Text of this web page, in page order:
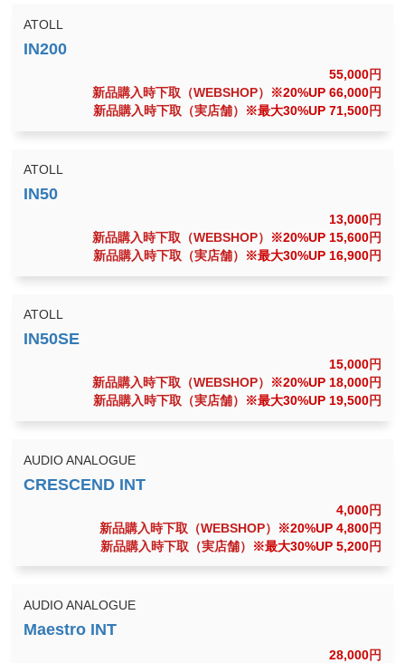
ATOLL
55,000円
新品購入時下取（WEBSHOP）
※20%UP 66,000円
新品購入時下取（実店舗）
※最大30%UP 71,500円
ATOLL
13,000円
新品購入時下取（WEBSHOP）
※20%UP 15,600円
新品購入時下取（実店舗）
※最大30%UP 16,900円
ATOLL
15,000円
新品購入時下取（WEBSHOP）
※20%UP 18,000円
新品購入時下取（実店舗）
※最大30%UP 19,500円
AUDIO ANALOGUE
4,000円
新品購入時下取（WEBSHOP）
※20%UP 4,800円
新品購入時下取（実店舗）
※最大30%UP 5,200円
AUDIO ANALOGUE
28,000円